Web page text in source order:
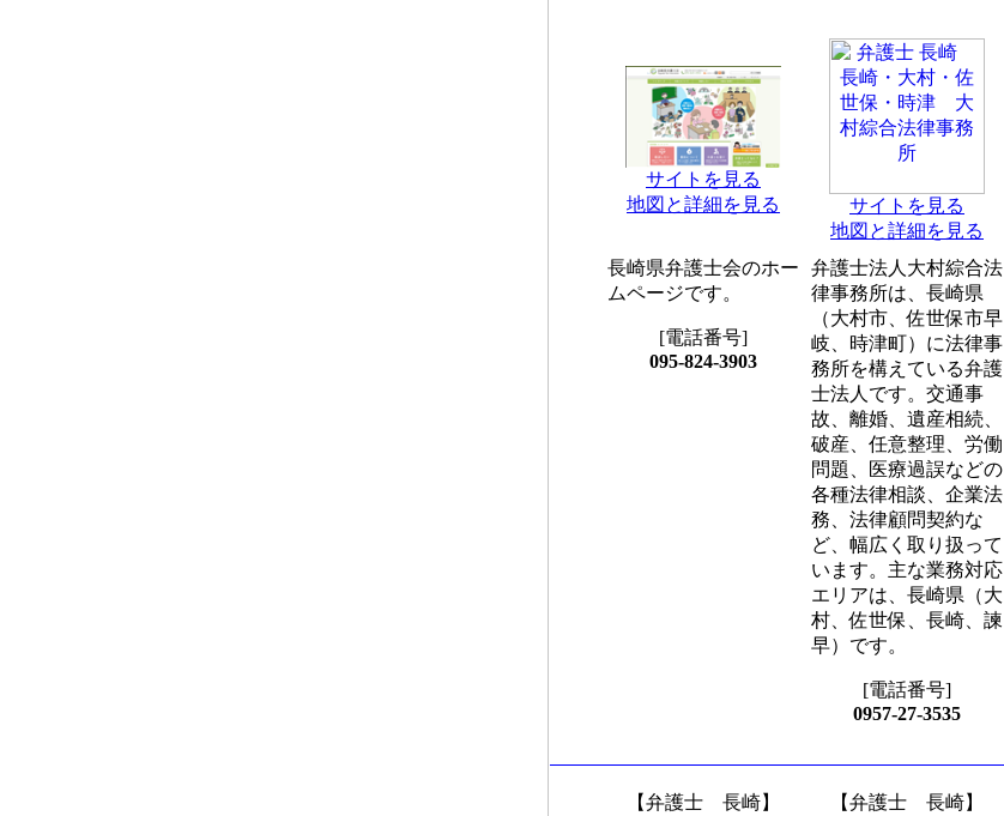
サイトを見る
地図と詳細を見る
サイトを見る
地図と詳細を見る
長崎県弁護士会のホー
ムページです。
[電話番号]
095-824-3903
弁護士法人大村綜合法
律事務所は、長崎県
（大村市、佐世保市早
岐、時津町）に法律事
務所を構えている弁護
士法人です。交通事
故、離婚、遺産相続、
破産、任意整理、労働
問題、医療過誤などの
各種法律相談、企業法
務、法律顧問契約な
ど、幅広く取り扱って
います。主な業務対応
エリアは、長崎県（大
村、佐世保、長崎、諫
早）です。
[電話番号]
0957-27-3535
【弁護士 長崎】
【弁護士 長崎】